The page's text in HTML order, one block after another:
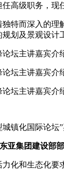
级职务，现
而深入的理
划及景观设计
亚集团建设部
和生态化要